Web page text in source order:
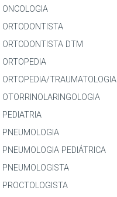
ONCOLOGIA
ORTODONTISTA
ORTODONTISTA DTM
ORTOPEDIA
ORTOPEDIA/TRAUMATOLOGIA
OTORRINOLARINGOLOGIA
PEDIATRIA
PNEUMOLOGIA
PNEUMOLOGIA PEDIÁTRICA
PNEUMOLOGISTA
PROCTOLOGISTA